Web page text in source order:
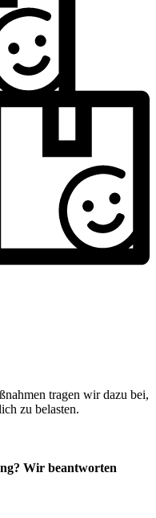
tragen wir dazu bei,
zu belasten.
Wir beantworten